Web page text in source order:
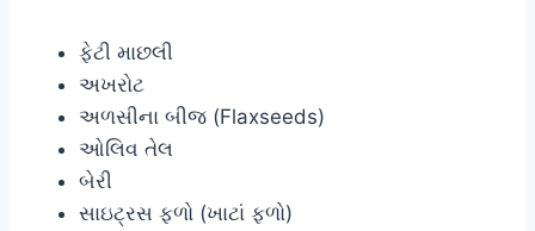
ફેટી માછલી
અખરોટ
અળસીના બીજ (Flaxseeds)
ઓલિવ તેલ
બેરી
સાઇટ્રસ ફળો (ખાટાં ફળો)